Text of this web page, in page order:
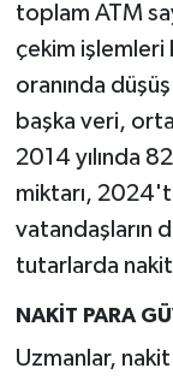
toplam ATM
çekim işlemleri
oranında
başka veri,
2014 yılında
miktarı,
vatandaşların
tutarlarda
NAKİT PARA
Uzmanlar,